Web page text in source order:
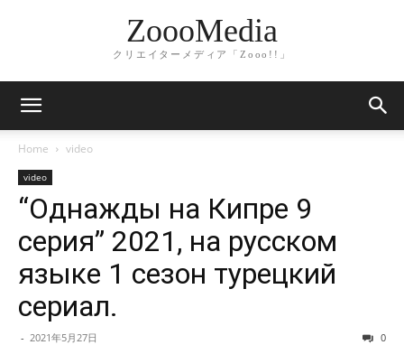
ZoooMedia
クリエイターメディア「Zooo!!」
Home video
video
“Однажды на Кипре 9
серия” 2021, на русском
языке 1 сезон турецкий
сериал.
- 2021年5月27日 0